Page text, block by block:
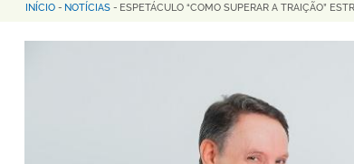
Trilha
de
INÍCIO - NOTÍCIAS - ESPETÁCULO “COMO SUPERAR A TRAIÇÃO”